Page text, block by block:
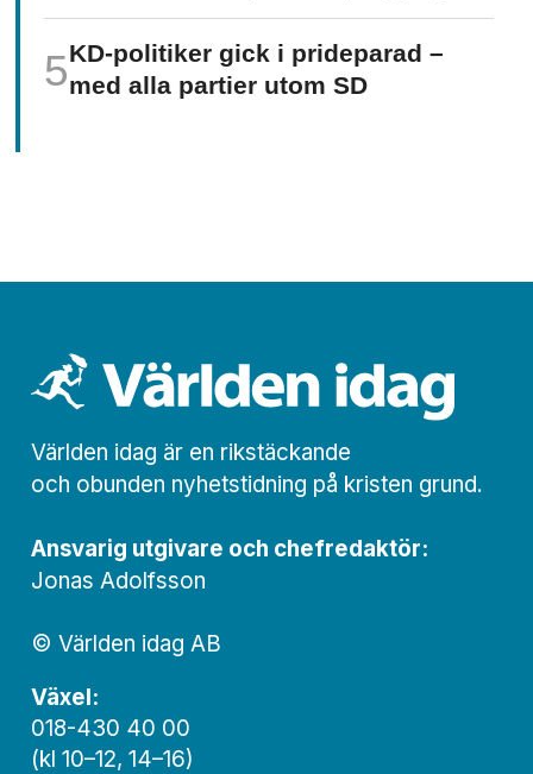
KD-politiker gick i prideparad –
med alla partier utom SD
Världen idag är en rikstäckande
och obunden nyhets­­­tidning på kristen grund.
Ansvarig utgivare och chef­redaktör:
Jonas Adolfsson
© Världen idag AB
Växel:
018-430 40 00
(kl 10–12, 14–16)